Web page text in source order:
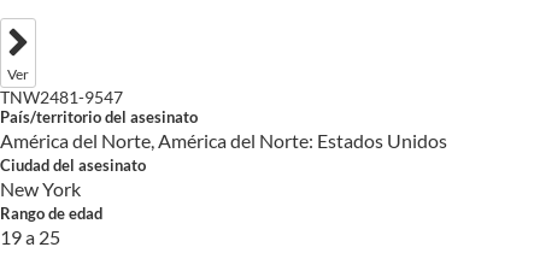
Ver
TNW2481-9547
País/territorio del asesinato
América del Norte, América del Norte: Estados Unidos
Ciudad del asesinato
New York
Rango de edad
19 a 25